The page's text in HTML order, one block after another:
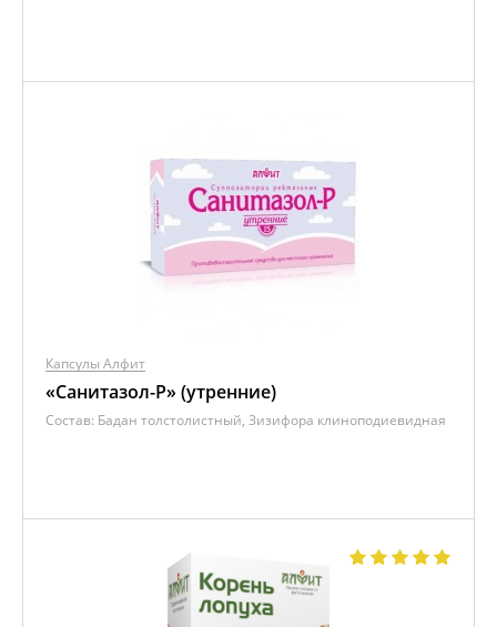
Капсулы Алфит
«Санитазол-P» (утренние)
Состав: Бадан толстолистный, Зизифора клиноподиевидная